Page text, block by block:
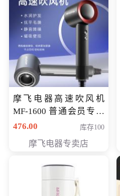
摩飞电器高速吹风机
MF-1600 普通会员专享
价298元
476.00 库存100
摩飞电器专卖店